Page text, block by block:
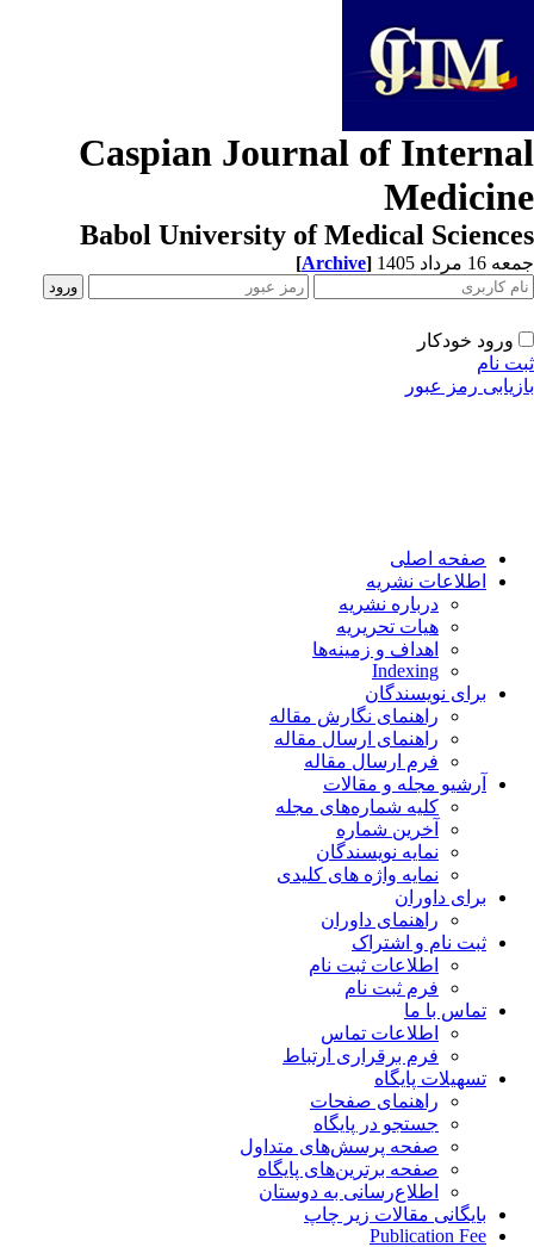
Caspian Journal of
Babol University of Medical
مرداد 1405 [Archive]
ورود خودکار
نام
رمز عبور
صفحه اصلی
اطلاعات نشریه
درباره نشریه
هیات تحریریه
اهداف و زمینه‌ها
Indexing
برای نویسندگان
راهنمای نگارش مقاله
راهنمای ارسال مقاله
فرم ارسال مقاله
آرشیو مجله و مقالات
کلیه شماره‌های مجله
آخرین شماره
نمایه نویسندگان
نمایه واژه های کلیدی
برای داوران
راهنمای داوران
ثبت نام و اشتراک
اطلاعات ثبت نام
فرم ثبت نام
تماس با ما
اطلاعات تماس
فرم برقراری ارتباط
تسهیلات پایگاه
راهنمای صفحات
جستجو در پایگاه
صفحه پرسش‌های متداول
صفحه برترین‌های پایگاه
اطلاع‌رسانی به دوستان
بایگانی مقالات زیر چاپ
Publication Fee